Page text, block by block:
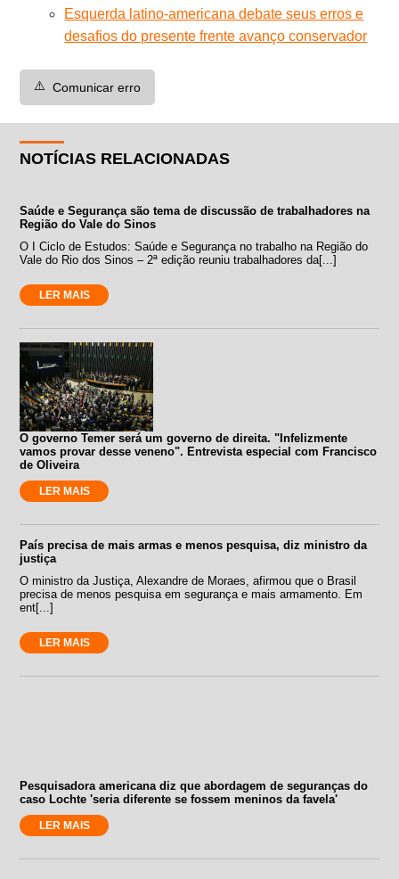
Esquerda latino-americana debate seus erros e
desafios do presente frente avanço conservador
⚠️ Comunicar erro
NOTÍCIAS RELACIONADAS
Saúde e Segurança são tema de discussão de trabalhadores na
Região do Vale do Sinos
O I Ciclo de Estudos: Saúde e Segurança no trabalho na Região do
Vale do Rio dos Sinos – 2ª edição reuniu trabalhadores da[...]
LER MAIS
O governo Temer será um governo de direita. "Infelizmente
vamos provar desse veneno". Entrevista especial com Francisco
de Oliveira
LER MAIS
País precisa de mais armas e menos pesquisa, diz ministro da
justiça
O ministro da Justiça, Alexandre de Moraes, afirmou que o Brasil
precisa de menos pesquisa em segurança e mais armamento. Em
ent[...]
LER MAIS
Pesquisadora americana diz que abordagem de seguranças do
caso Lochte 'seria diferente se fossem meninos da favela'
LER MAIS